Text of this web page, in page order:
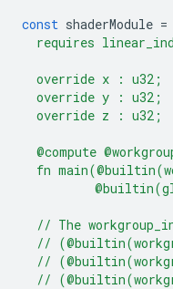
const shaderModule =
requires
  override x : u32;
  override y : u32;
  override z : u32;
@compute
fn
// The
//
//
//